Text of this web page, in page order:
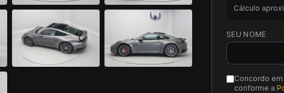
Cálculo
SEU NOME
Concordo
conforme a